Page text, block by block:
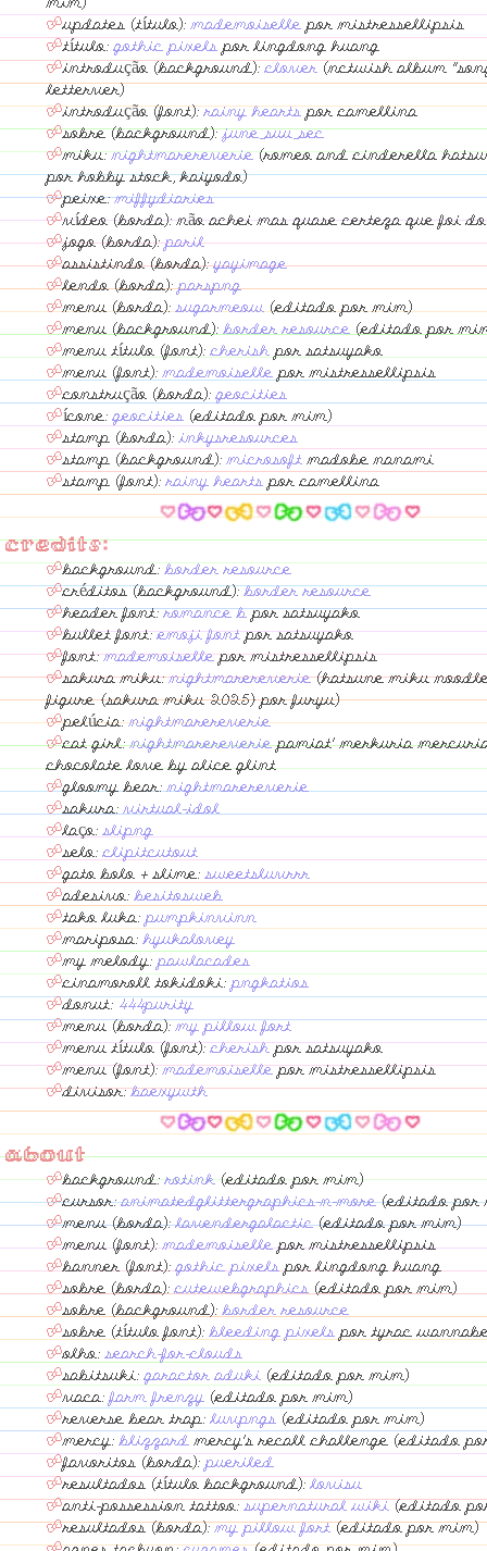
updates (título):mademoiselle por mistressellipsis
título:gothic pixels por lingdong huang
introdução (background):clover (nctwish album
letterver)
introdução (font):rainy heartspor camellina
sobre (background):june_suu_sec
miku:nightmarereverie(romeo and cinderella
por hobby stock, kaiyodo)
peixe:miffydiaries
vídeo (borda): não achei mas quase certeza que foi
jogo (borda):paril
assistindo (borda):yayimage
lendo (borda):parspng
menu (borda):sugarmeow(editado por mim)
menu (background):border resource (editado por
menu título (font):cherish por satsuyako
menu (font):mademoiselle por mistressellipsis
construção (borda):geocities
ícone:geocities (editado por mim)
stamp (borda):inkysresources
stamp (background):microsoft madobe nanami
stamp (font):rainy hearts por camellina
credits:
background:border resource
créditos (background):border resource
header font:romance bpor satsuyako
bullet font:emoji fontpor satsuyako
font:mademoisellepor mistressellipsis
sakura miku:nightmarereverie(hatsune miku
figure {sakura miku 2025} por furyu)
pelúcia:nightmarereverie
cat girl:nightmarereveriepamiat' merkuria
chocolate love by alice glint
gloomy bear:nightmarereverie
sakura:virtual-idol
laço:slipng
selo:clipitcutout
gato bolo + slime:sweetsluvrrr
adesivo:besitosweb
tako luka: pumpkinvinn
mariposa:hyukalovey
my melody: pawlacades
cinamoroll tokidoki: pngkatios
donut: 444purity
menu (borda):my pillow fort
menu título (font):cherishpor satsuyako
menu (font):mademoisellepor mistressellipsis
divisor:baexywth
about
background:rotink(editado por mim)
cursor:animatedglittergraphics-n-more(editado por
menu (borda):lavendergalactic(editado por mim)
menu (font):mademoisellepor mistressellipsis
banner (font):gothic pixelspor lingdong huang
sobre (borda):cutewebgraphics (editado por mim)
sobre (background):border resource
sobre (título font):bleeding pixels por tyrac
olho:search-for-clouds
sabitsuki:garactor aduki (editado por mim)
vaca:farm frenzy (editado por mim)
reverse bear trap:luvpngs (editado por mim)
mercy:blizzard mercy's recall challenge (editado
favoritos (borda): pueriled
resultados (título background):lovisu
anti-possession tattoo:supernatural wiki (editado
resultados (borda):my pillow fort(editado por mim)